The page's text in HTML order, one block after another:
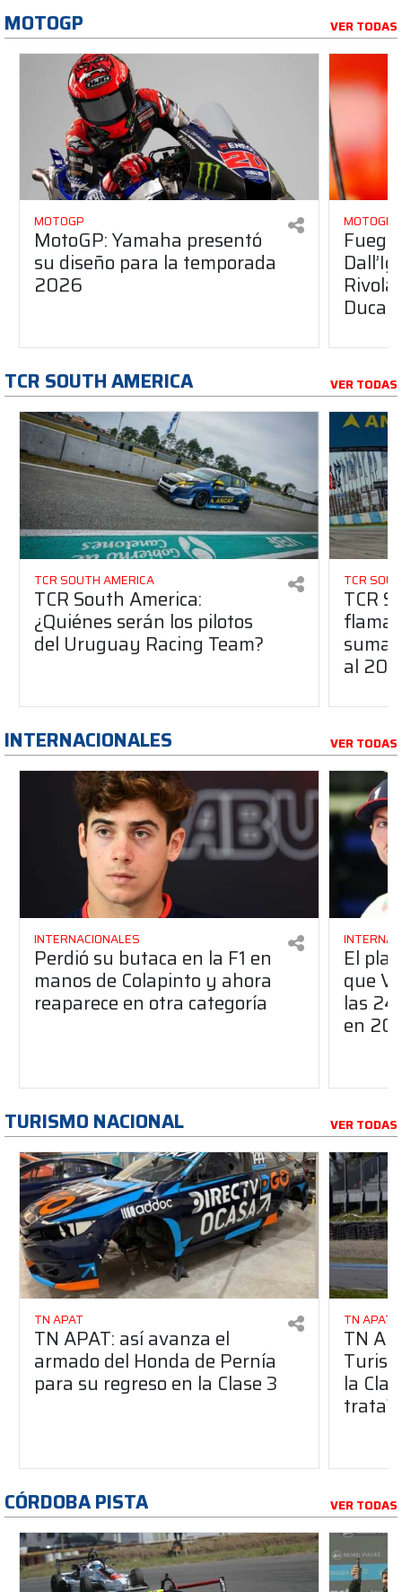
MOTOGP VER TODAS
MOTOGP
MotoGP: Yamaha presentó
su diseño para la temporada
2026
MOTOGP
Ducati
TCR SOUTH AMERICA VER TODAS
TCR SOUTH AMERICA
TCR South America:
¿Quiénes serán los pilotos
del Uruguay Racing Team?
TCR
TCR
suma
al
INTERNACIONALES VER TODAS
INTERNACIONALES
Perdió su butaca en la F1 en
manos de Colapinto y ahora
reaparece en otra categoría
El
que
las
en
TURISMO NACIONAL VER TODAS
TN APAT
TN APAT: así avanza el
armado del Honda de Pernía
para su regreso en la Clase 3
TN APAT
TN
la
trata?
CÓRDOBA PISTA VER TODAS